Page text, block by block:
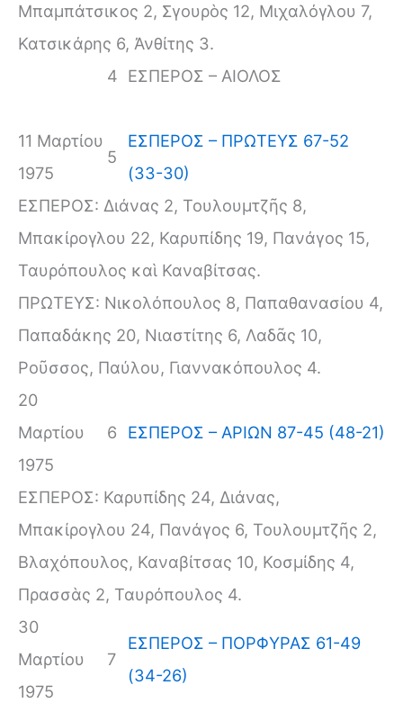
Μπαμπάτσικος 2, Σγουρὸς 12, Μιχαλόγλου 7,
Κατσικάρης 6, Ἀνθίτης 3.
4 ΕΣΠΕΡΟΣ – ΑΙΟΛΟΣ
11 Μαρτίου
1975
5
ΕΣΠΕΡΟΣ – ΠΡΩΤΕΥΣ 67-52
(33-30)
ΕΣΠΕΡΟΣ: Διάνας 2, Τουλουμτζῆς 8,
Μπακίρογλου 22, Καρυπίδης 19, Πανάγος 15,
Ταυρόπουλος καὶ Καναβίτσας.
ΠΡΩΤΕΥΣ: Νικολόπουλος 8, Παπαθανασίου 4,
Παπαδάκης 20, Νιαστίτης 6, Λαδᾶς 10,
Ροῦσσος, Παύλου, Γιαννακόπουλος 4.
20
Μαρτίου
1975
6 ΕΣΠΕΡΟΣ – ΑΡΙΩΝ 87-45 (48-21)
ΕΣΠΕΡΟΣ: Καρυπίδης 24, Διάνας,
Μπακίρογλου 24, Πανάγος 6, Τουλουμτζῆς 2,
Βλαχόπουλος, Καναβίτσας 10, Κοσμίδης 4,
Πρασσὰς 2, Ταυρόπουλος 4.
30
Μαρτίου
1975
7
ΕΣΠΕΡΟΣ – ΠΟΡΦΥΡΑΣ 61-49
(34-26)